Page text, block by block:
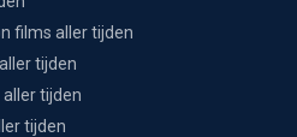
films aller tijden
tijden
tijden
tijden